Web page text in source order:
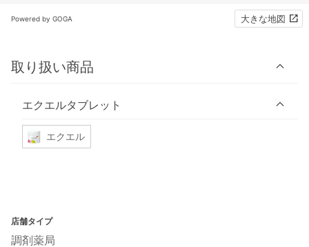
Powered by GOGA 大きな地図
取り扱い商品
エクエルタブレット
エクエル
店舗タイプ
調剤薬局